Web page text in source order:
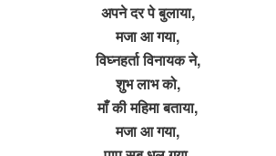
अपने दर पे बुलाया,
मजा आ गया,
विघ्नहर्ता विनायक ने,
शुभ लाभ को,
माँ की महिमा बताया,
मजा आ गया,